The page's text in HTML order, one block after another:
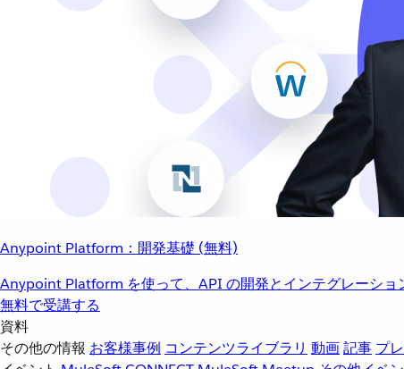
Anypoint Platform：開発基礎 (無料)
Anypoint Platform を使って、API の開発とインテグレーショ
無料で受講する
資料
その他の情報 お客様事例 コンテンツライブラリ 動画記事 プ